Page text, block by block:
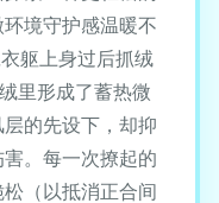
境守护感温暖不
躯上身过后抓绒
里形成了蓄热微
的先设下，却抑
。每一次撩起的
（以抵消正合间